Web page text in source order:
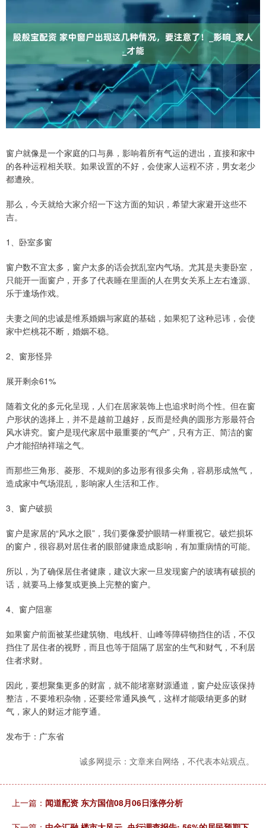
窗户就像是一个家庭的口与鼻，影响着所有气运的进出，直接和家中
的各种运程相关联。如果设置的不好，会使家人运程不济，男女老少
都遭殃。
那么，今天就给大家介绍一下这方面的知识，希望大家避开这些不
吉。
1、卧室多窗
窗户数不宜太多，窗户太多的话会扰乱室内气场。尤其是夫妻卧室，
只能开一面窗户，开多了代表睡在里面的人在男女关系上左右逢源、
乐于逢场作戏。
夫妻之间的忠诚是维系婚姻与家庭的基础，如果犯了这种忌讳，会使
家中烂桃花不断，婚姻不稳。
2、窗形怪异
展开剩余61%
随着文化的多元化呈现，人们在居家装饰上也追求时尚个性。但在窗
户形状的选择上，并不是越前卫越好，反而是经典的圆形方形最符合
风水讲究。窗户是现代家居中最重要的“气户”，只有方正、简洁的窗
户才能招纳祥瑞之气。
而那些三角形、菱形、不规则的多边形有很多尖角，容易形成煞气，
造成家中气场混乱，影响家人生活和工作。
3、窗户破损
窗户是家居的“风水之眼”，我们要像爱护眼睛一样重视它。破烂损坏
的窗户，很容易对居住者的眼部健康造成影响，有加重病情的可能。
所以，为了确保居住者健康，建议大家一旦发现窗户的玻璃有破损的
话，就要马上修复或更换上完整的窗户。
4、窗户阻塞
如果窗户前面被某些建筑物、电线杆、山峰等障碍物挡住的话，不仅
挡住了居住者的视野，而且也等于阻隔了居室的生气和财气，不利居
住者求财。
因此，要想聚集更多的财富，就不能堵塞财源通道，窗户处应该保持
整洁，不要堆积杂物，还要经常通风换气，这样才能吸纳更多的财
气，家人的财运才能亨通。
发布于：广东省
诚多网提示：文章来自网络，不代表本站观点。
上一篇： 闻道配资 东方国信08月06日涨停分析